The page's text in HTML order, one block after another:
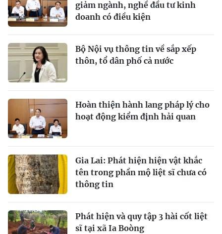
giảm ngành, nghề đầu tư kinh
doanh có điều kiện
Bộ Nội vụ thông tin về sắp xếp
thôn, tổ dân phố cả nước
Hoàn thiện hành lang pháp lý cho
hoạt động kiểm định hải quan
Gia Lai: Phát hiện hiện vật khắc
tên trong phần mộ liệt sĩ chưa có
thông tin
Phát hiện và quy tập 3 hài cốt liệt
sĩ tại xã Ia Boòng